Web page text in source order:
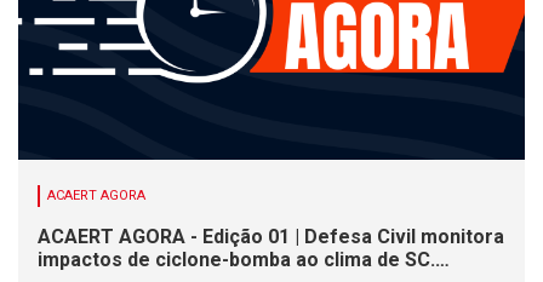
ACAERT AGORA
ACAERT AGORA - Edição 01 | Defesa Civil monitora
impactos de ciclone-bomba ao clima de SC.